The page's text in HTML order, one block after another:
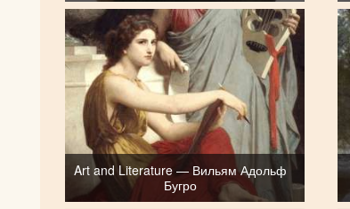
Art and Literature — Вильям Адольф
Бугро